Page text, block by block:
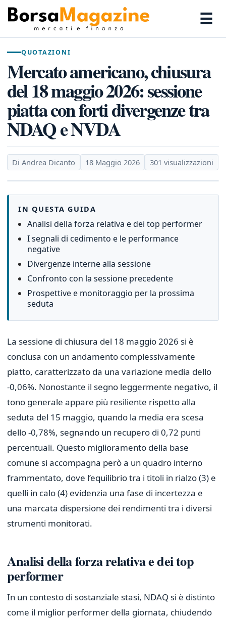
☰
QUOTAZIONI
Mercato americano, chiusura
del 18 maggio 2026: sessione
piatta con forti divergenze tra
NDAQ e NVDA
Di Andrea Dicanto 18 Maggio 2026 301 visualizzazioni
IN QUESTA GUIDA
Analisi della forza relativa e dei top performer
I segnali di cedimento e le performance
negative
Divergenze interne alla sessione
Confronto con la sessione precedente
Prospettive e monitoraggio per la prossima
seduta
La sessione di chiusura del 18 maggio 2026 si è
conclusa con un andamento complessivamente
piatto, caratterizzato da una variazione media dello
-0,06%. Nonostante il segno leggermente negativo, il
tono generale appare più resiliente rispetto alla
seduta del 15 maggio, quando la media era scesa
dello -0,78%, segnando un recupero di 0,72 punti
percentuali. Questo miglioramento della base
comune si accompagna però a un quadro interno
frammentato, dove l’equilibrio tra i titoli in rialzo (3) e
quelli in calo (4) evidenzia una fase di incertezza e
una marcata dispersione dei rendimenti tra i diversi
strumenti monitorati.
Analisi della forza relativa e dei top
performer
In un contesto di sostanziale stasi, NDAQ si è distinto
come il miglior performer della giornata, chiudendo